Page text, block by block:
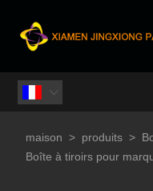

maison > produits >
Boîte à tiroirs pour